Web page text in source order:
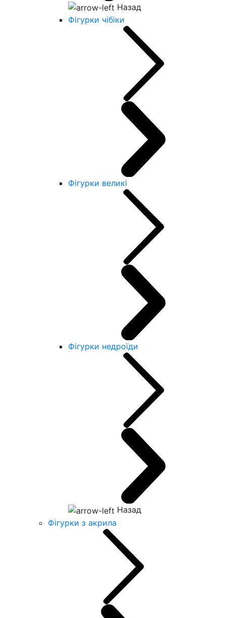
Назад
Фігурки чібіки
Фігурки великі
Фігурки недроїди
Назад
Фігурки з акрила